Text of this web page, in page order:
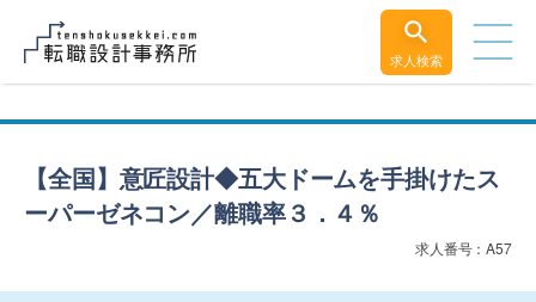
求人検索
【全国】意匠設計◆五大ドームを手掛けたス
ーパーゼネコン／離職率３．４％
求人番号：A57